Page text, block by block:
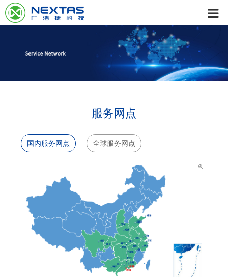
服务网点
国内服务网点 全球服务网点